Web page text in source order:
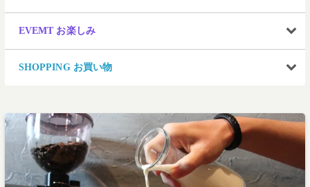
EVEMT お楽しみ
SHOPPING お買い物